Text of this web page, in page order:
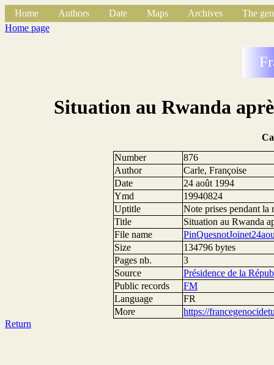
Home Authors Date Maps Archives
The
Home page
Situation au Rwanda
Number
876
Author
Carle, Françoise
Date
24 août 1994
Ymd
19940824
Uptitle
Note prises pendant la
Title
Situation au Rwanda
File name
Size
134796 bytes
Pages nb.
3
Source
Présidence de la
Public records
FM
Language
FR
More
https://
Return